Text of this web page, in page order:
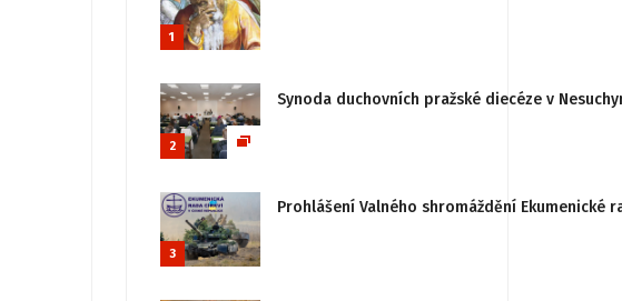
1
2
Synoda duchovních pražské diecéze v
3
Prohlášení Valného shromáždění